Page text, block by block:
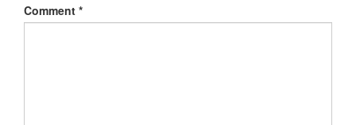
Comment *